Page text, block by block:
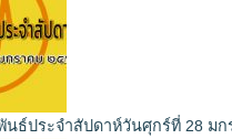
นธ์ประจำสัปดาห์วันศุกร์ที่ 28 มก